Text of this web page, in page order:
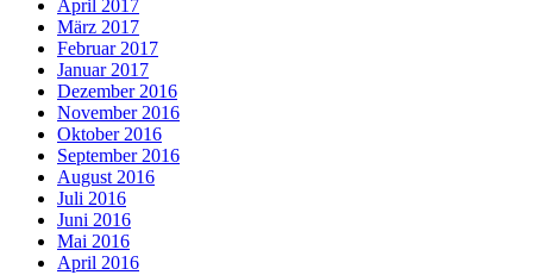
April 2017
März 2017
Februar 2017
Januar 2017
Dezember 2016
November 2016
Oktober 2016
September 2016
August 2016
Juli 2016
Juni 2016
Mai 2016
April 2016